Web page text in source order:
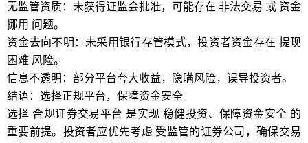
无监管资质：未获得证监会批准，可能存在 非法交易 或 资金
挪用 问题。
资金去向不明：未采用银行存管模式，投资者资金存在 提现
困难 风险。
信息不透明：部分平台夸大收益，隐瞒风险，误导投资者。
结语：选择正规平台，保障资金安全
选择 合规证券交易平台 是实现 稳健投资、保障资金安全 的
重要前提。投资者应优先考虑 受监管的证券公司，确保交易